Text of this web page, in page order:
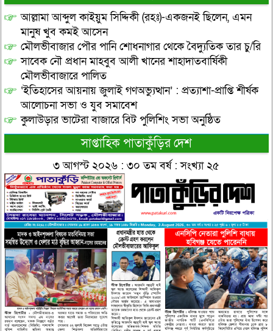
আল্লামা আব্দুল কাইয়ুম সিদ্দিকী (রহঃ)-একজনই ছিলেন, এমন
মানুষ খুব কমই আসেন
মৌলভীবাজার পৌর পানি শোধনাগার থেকে বৈদ্যুতিক তার চু/রি
সাবেক নৌ প্রধান মাহবুব আলী খানের শাহাদাতবার্ষিকী
মৌলভীবাজারে পালিত
‘ইতিহাসের আয়নায় জুলাই গণঅভ্যুত্থান’ : প্রত্যাশা-প্রাপ্তি শীর্ষক
আলোচনা সভা ও যুব সমাবেশ
কুলাউড়ার ভাটেরা বাজারে বিট পুলিশিং সভা অনুষ্ঠিত
সাপ্তাহিক পাতাকুঁড়ির দেশ
৩ আগস্ট ২০২৬ : ৩০ তম বর্ষ : সংখ্যা ২৫